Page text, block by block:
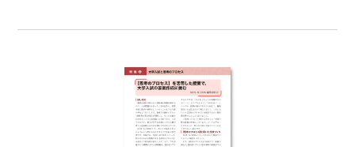
では解答編のあり方について一石を投じて
ィタ」で作成されています。ワード文書で数
式を正しく表示するためには、「Tosho数式
エディタ」が導入されていることが必要で
す。会員向け無償ダウンロードはこちら